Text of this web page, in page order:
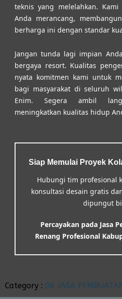
teknis yang melelahkan.
Anda merancang,
berharga ini dengan standar
Jangan tunda lagi impian
bergaya resort. Kualitas
nyata komitmen kami untuk
bagi masyarakat di seluruh
Enim. Segera ambil
meningkatkan kualitas hidup
Siap Memulai Proyek
Hubungi tim profesional
konsultasi desain gratis
dipungut
Percayakan pada Jasa
Renang Profesional
Category : 06 JASA